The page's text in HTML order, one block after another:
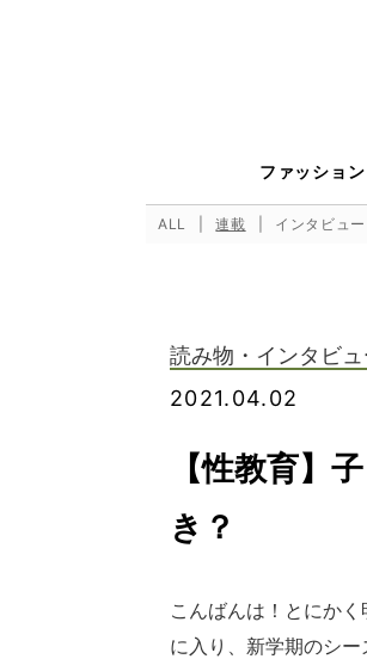
ファッション
ALL 連載 インタビュー
読み物・インタビュ
2021.04.02
【性教育】
き？
こんばんは！とにか
に入り、新学期のシ